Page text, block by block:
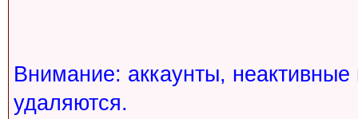
Внимание: аккаунты,
удаляются.